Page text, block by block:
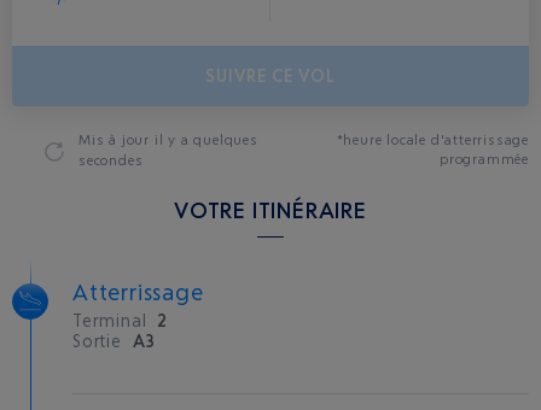
SUIVRE CE VOL
Mis à jour il y a quelques
secondes
*heure locale d'atterrissage
programmée
VOTRE ITINÉRAIRE
Atterrissage
Terminal
2
Sortie
A3